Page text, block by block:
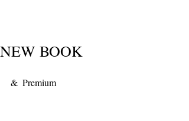
NEW BOOK
&  Premium